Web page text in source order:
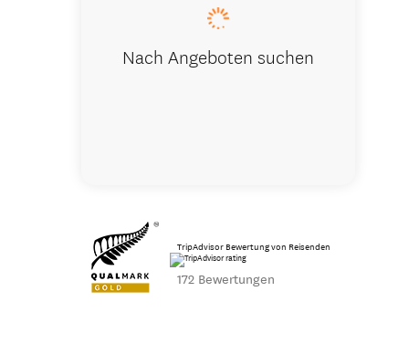
Nach Angeboten suchen
TripAdvisor Bewertung von Reisenden
172 Bewertungen